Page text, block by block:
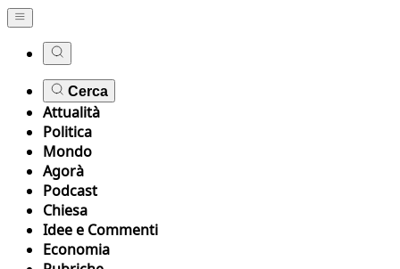
Cerca
Attualità
Politica
Mondo
Agorà
Podcast
Chiesa
Idee e Commenti
Economia